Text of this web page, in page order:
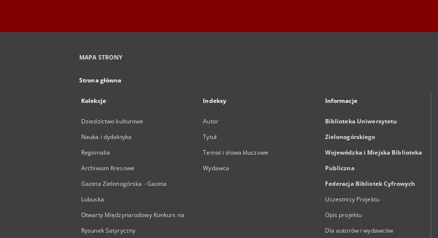
MAPA STRONY
Strona główna
Kolekcje
Dziedzictwo kulturowe
Nauka i dydaktyka
Regionalia
Archiwum Kresowe
Gazeta Zielonogórska - Gazeta
Lubuska
Otwarty Międzynarodowy Konkurs na
Rysunek Satyryczny
Indeksy
Autor
Tytuł
Temat i słowa kluczowe
Wydawca
Informacje
Biblioteka Uniwersytetu
Zielonogórskiego
Wojewódzka i Miejska Biblioteka
Publiczna
Federacja Bibliotek Cyfrowych
Uczestnicy Projektu
Opis projektu
Dla autorów i wydawców